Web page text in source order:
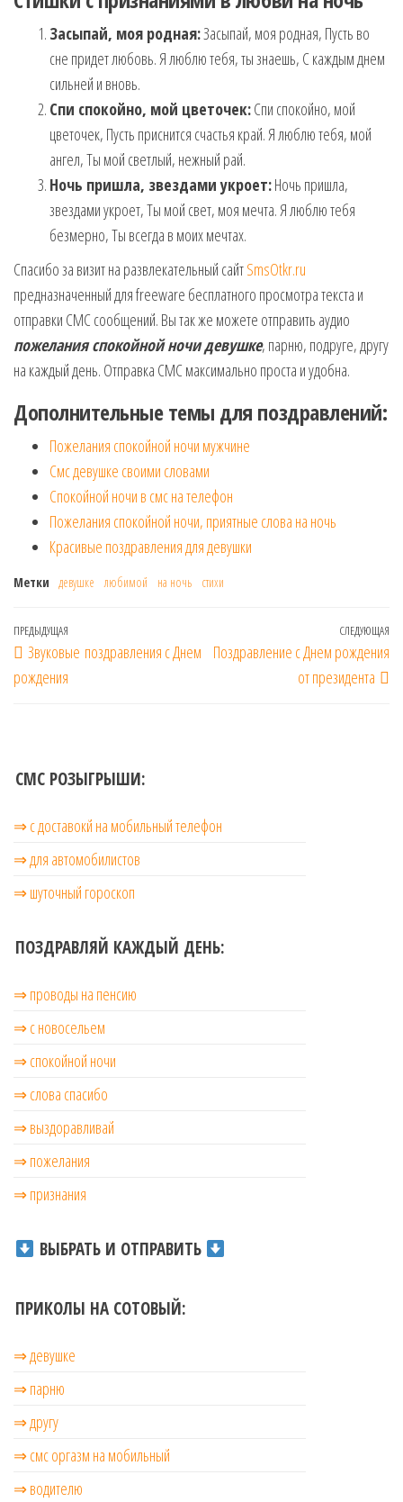
Засыпай, моя родная:Засыпай, моя родная, Пусть во
сне придет любовь. Я люблю тебя, ты знаешь, С каждым днем
сильней и вновь.
Спи спокойно, мой цветочек:Спи спокойно, мой
цветочек, Пусть приснится счастья край. Я люблю тебя, мой
ангел, Ты мой светлый, нежный рай.
Ночь пришла, звездами укроет:Ночь пришла,
звездами укроет, Ты мой свет, моя мечта. Я люблю тебя
безмерно, Ты всегда в моих мечтах.
Спасибо за визит на развлекательный сайтSmsOtkr.ru
предназначенный для freeware бесплатного просмотра текста и
отправки СМС сообщений. Вы так же можете отправить аудио
пожелания спокойной ночи девушке, парню, подруге, другу
на каждый день. Отправка СМС максимально проста и удобна.
Дополнительные темы для поздравлений:
Пожелания спокойной ночи мужчине
Смс девушке своими словами
Спокойной ночи в смс на телефон
Пожелания спокойной ночи, приятные слова на ночь
Красивые поздравления для девушки
Метки девушке любимой на ночь стихи
Навигация
по
записям
Предыдущая
запись
ПРЕДЫДУЩАЯ
Звуковые поздравления с Днем
рождения
СЛЕДУЮЩАЯ
Поздравление с Днем рождения
от президента
СМС РОЗЫГРЫШИ:
⇒ с доставокй на мобильный телефон
⇒ для автомобилистов
⇒ шуточный гороскоп
ПОЗДРАВЛЯЙ КАЖДЫЙ ДЕНЬ:
⇒ проводы на пенсию
⇒ с новосельем
⇒ cпокойной ночи
⇒ слова спасибо
⇒ выздоравливай
⇒ пожелания
⇒ признания
ВЫБРАТЬ И ОТПРАВИТЬ
ПРИКОЛЫ НА СОТОВЫЙ:
⇒ девушке
⇒ парню
⇒ другу
⇒ смс оргазм на мобильный
⇒ водителю